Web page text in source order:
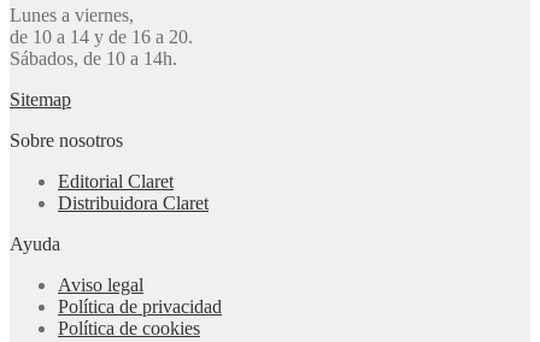
Lunes a viernes,
de 10 a 14 y de 16 a 20.
Sábados, de 10 a 14h.
Sitemap
Sobre nosotros
Editorial Claret
Distribuidora Claret
Ayuda
Aviso legal
Política de privacidad
Política de cookies